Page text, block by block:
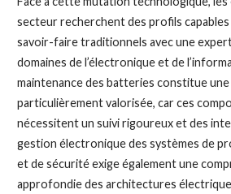
secteur recherchent des profils capables
savoir-faire traditionnels avec une
domaines de l’électronique et de
maintenance des batteries constitue
particulièrement valorisée, car ces
nécessitent un suivi rigoureux et des
gestion électronique des systèmes de
et de sécurité exige également une
approfondie des architectures